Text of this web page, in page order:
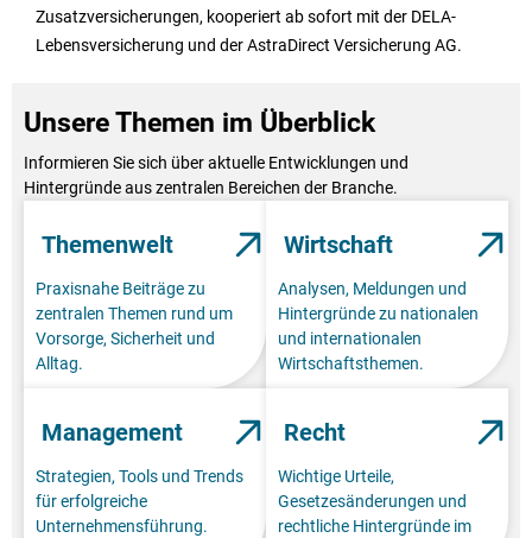
Zusatzversicherungen, kooperiert ab sofort mit der DELA-
Lebensversicherung und der AstraDirect Versicherung AG.
Unsere Themen im Überblick
Informieren Sie sich über aktuelle Entwicklungen und
Hintergründe aus zentralen Bereichen der Branche.
Themenwelt
Praxisnahe Beiträge zu
zentralen Themen rund um
Vorsorge, Sicherheit und
Alltag.
Wirtschaft
Analysen, Meldungen und
Hintergründe zu nationalen
und internationalen
Wirtschaftsthemen.
Management
Strategien, Tools und Trends
für erfolgreiche
Unternehmensführung.
Recht
Wichtige Urteile,
Gesetzesänderungen und
rechtliche Hintergründe im